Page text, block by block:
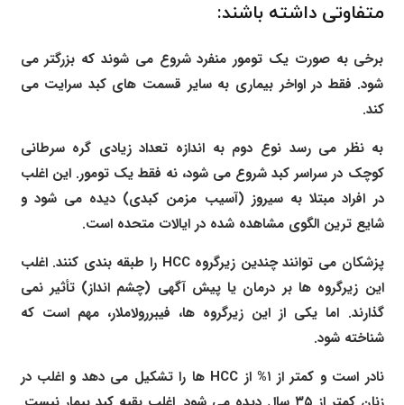
متفاوتی داشته باشند:
برخی به صورت یک تومور منفرد شروع می شوند که بزرگتر می
شود. فقط در اواخر بیماری به سایر قسمت های کبد سرایت می
کند.
به نظر می رسد نوع دوم به اندازه تعداد زیادی گره سرطانی
کوچک در سراسر کبد شروع می شود، نه فقط یک تومور. این اغلب
در افراد مبتلا به سیروز (آسیب مزمن کبدی) دیده می شود و
شایع ترین الگوی مشاهده شده در ایالات متحده است.
پزشکان می توانند چندین زیرگروه HCC را طبقه بندی کنند. اغلب
این زیرگروه ها بر درمان یا پیش آگهی (چشم انداز) تأثیر نمی
گذارند. اما یکی از این زیرگروه ها، فیبررولاملار، مهم است که
شناخته شود.
نادر است و کمتر از ۱% از HCC ها را تشکیل می دهد و اغلب در